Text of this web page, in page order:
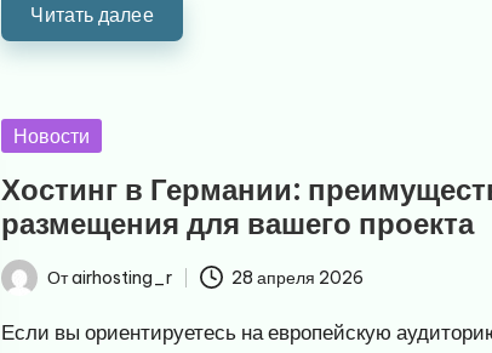
Читать далее
Опубликовано
Новости
Хостинг в Германии:
размещения для вашего проекта
Запись
от
Отairhosting_r 28 апреля 2026
Если вы ориентируетесь на европейскую